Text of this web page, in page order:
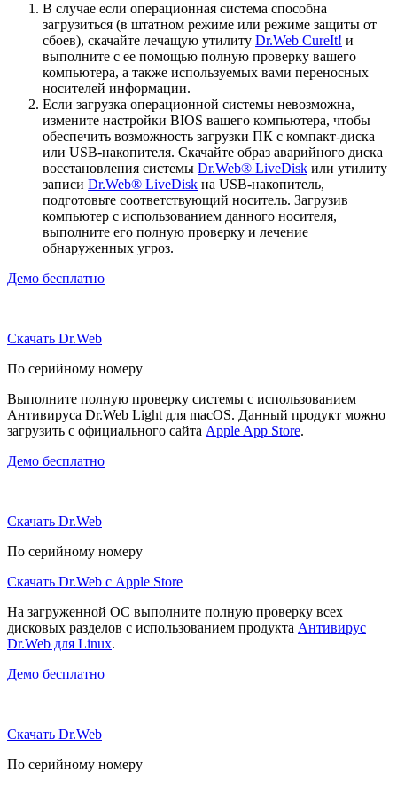
В случае если операционная система способна
загрузиться (в штатном режиме или режиме защиты от
сбоев), скачайте лечащую утилиту Dr.Web CureIt! и
выполните с ее помощью полную проверку вашего
компьютера, а также используемых вами переносных
носителей информации.
Если загрузка операционной системы невозможна,
измените настройки BIOS вашего компьютера, чтобы
обеспечить возможность загрузки ПК с компакт-диска
или USB-накопителя. Скачайте образ аварийного диска
восстановления системы Dr.Web® LiveDisk или утилиту
записи Dr.Web® LiveDisk на USB-накопитель,
подготовьте соответствующий носитель. Загрузив
компьютер с использованием данного носителя,
выполните его полную проверку и лечение
обнаруженных угроз.
Демо бесплатно
Скачать Dr.Web
По серийному номеру
Выполните полную проверку системы с использованием
Антивируса Dr.Web Light для macOS. Данный продукт можно
загрузить с официального сайта Apple App Store.
Демо бесплатно
Скачать Dr.Web
По серийному номеру
Скачать Dr.Web с Apple Store
На загруженной ОС выполните полную проверку всех
дисковых разделов с использованием продукта Антивирус
Dr.Web для Linux.
Демо бесплатно
Скачать Dr.Web
По серийному номеру